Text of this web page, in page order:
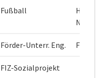
Fußball
Herr
Förder-Unterr. Eng. Frau Ix
FIZ-Sozialprojekt